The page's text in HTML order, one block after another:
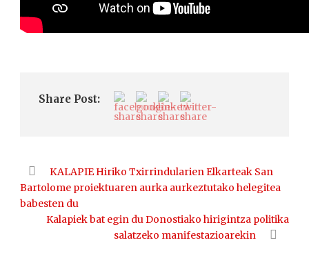
Share Post:
KALAPIE Hiriko Txirrindularien Elkarteak San
Bartolome proiektuaren aurka aurkeztutako helegitea
babesten du
Kalapiek bat egin du Donostiako hirigintza politika
salatzeko manifestazioarekin